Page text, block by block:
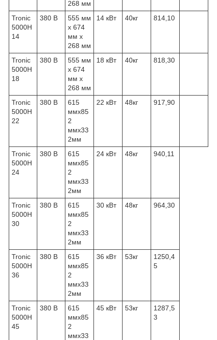
268 мм
Tronic
5000H
14
380 В
555 мм
x 674
мм x
268 мм
14 кВт 40кг 814,10
Tronic
5000H
18
380 В
555 мм
x 674
мм x
268 мм
18 кВт 40кг 818,30
Tronic
5000H
22
380 В
615
ммx85
2
ммx33
2мм
22 кВт 48кг 917,90
Tronic
5000H
24
380 В
615
ммx85
2
ммx33
2мм
24 кВт 48кг 940,11
Tronic
5000H
30
380 В
615
ммx85
2
ммx33
2мм
30 кВт 48кг 964,30
Tronic
5000H
36
380 В
615
ммx85
2
ммx33
2мм
36 кВт 53кг
1250,4
5
Tronic
5000H
45
380 В
615
ммx85
2
ммx33
45 кВт 53кг
1287,5
3